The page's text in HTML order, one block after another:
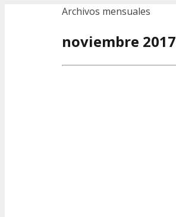
Archivos mensuales
noviembre 2017